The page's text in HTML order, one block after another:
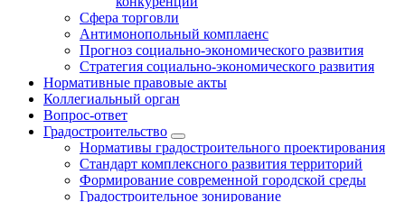
Сфера торговли
Антимонопольный комплаенс
Прогноз социально-экономического развития
Стратегия социально-экономического развития
Нормативные правовые акты
Коллегиальный орган
Вопрос-ответ
Градостроительство
Нормативы градостроительного проектирования
Стандарт комплексного развития территорий
Формирование современной городской среды
Градостроительное зонирование